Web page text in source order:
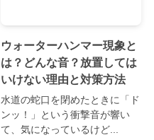
ウォーターハンマー現象と
は？どんな音？放置しては
いけない理由と対策方法
水道の蛇口を閉めたときに「ド
ンッ！」という衝撃音が響い
て、気になっているけど...